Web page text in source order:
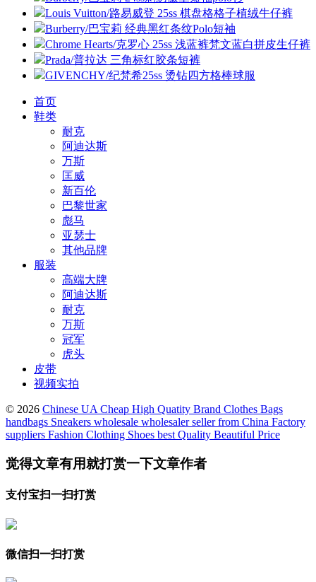
Louis Vuitton/路易威登 25ss 棋盘格格子植绒牛仔裤
Burberry/巴宝莉 经典黑红条纹Polo短袖
Chrome Hearts/克罗心 25ss 浅蓝裤梵文蓝白拼皮生仔裤
Prada/普拉达 三角标红胶条短裤
GIVENCHY/纪梵希25ss 烫钻四方格棒球服
首页
鞋类
耐克
阿迪达斯
万斯
匡威
新百伦
巴黎世家
彪马
亚瑟士
其他品牌
服装
高端大牌
阿迪达斯
耐克
万斯
冠军
虎头
皮带
视频实拍
© 2026 Chinese UA Cheap High Quatity Brand Clothes Bags
handbags Sneakers wholesale wholesaler seller from China Factory
suppliers Fashion Clothing Shoes best Quality Beautiful Price
觉得文章有用就打赏一下文章作者
支付宝扫一扫打赏
微信扫一扫打赏